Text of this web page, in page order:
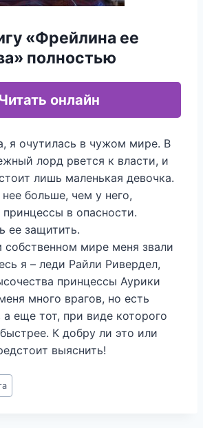
«Фрейлина ее
полностью
онлайн
я очутилась в чужом мире. В
лорд рвется к власти, и
лишь маленькая девочка.
больше, чем у него,
в опасности.
ее защитить.
мире меня звали
я – леди Райли Ривердел,
принцессы Аурики
много врагов, но есть
а еще тот, при виде которого
К добру ли это или
выяснить!